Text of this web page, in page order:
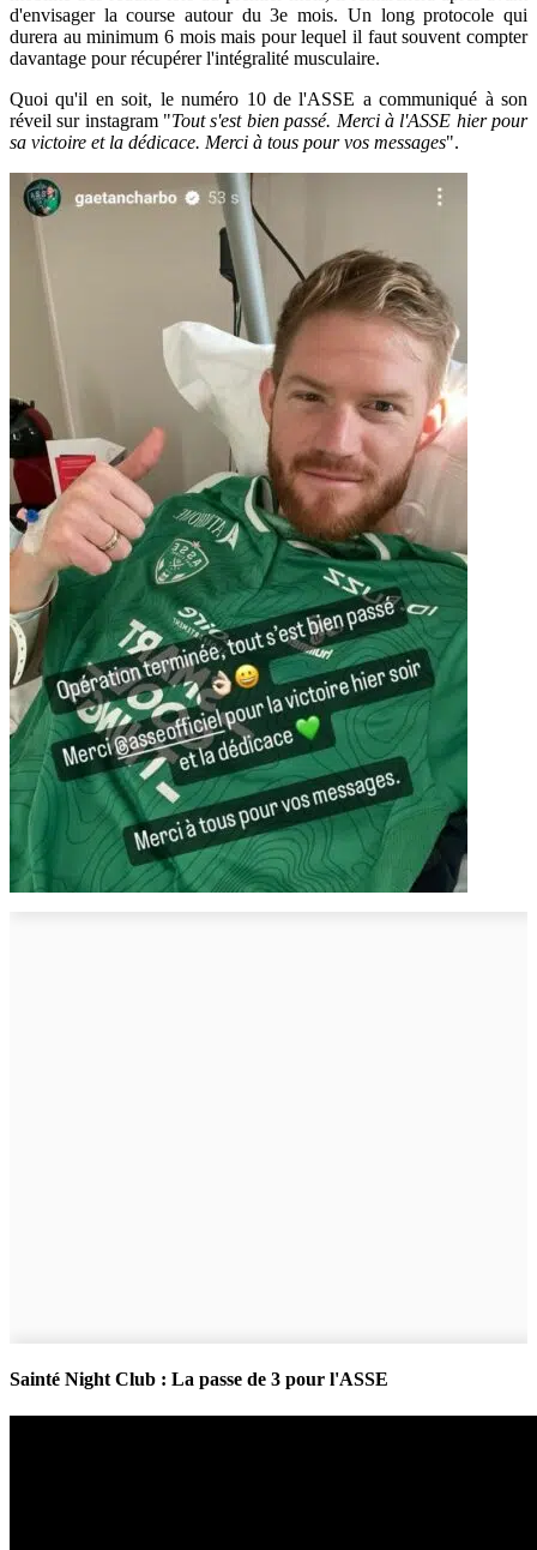
d'envisager la course autour du 3e mois. Un long protocole qui
durera au minimum 6 mois mais pour lequel il faut souvent compter
davantage pour récupérer l'intégralité musculaire.
Quoi qu'il en soit, le numéro 10 de l'ASSE a communiqué à son
réveil sur instagram "Tout s'est bien passé. Merci à l'ASSE hier pour
sa victoire et la dédicace. Merci à tous pour vos messages".
Sainté Night Club : La passe de 3 pour l'ASSE